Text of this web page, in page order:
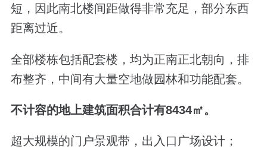
短，因此南北楼间距做得非常充足， 部分东西
距离过近。
全部楼栋包括配套楼，均为正南正北朝向，排
布整齐，中间有大量空地做园林和功能配套。
不计容的地上建筑面积合计有8434㎡。
超大规模的门户景观带，出入口广场设计；